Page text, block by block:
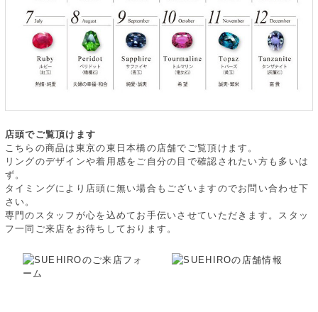
店頭でご覧頂けます
こちらの商品は東京の東日本橋の店舗でご覧頂けます。
リングのデザインや着用感をご自分の目で確認されたい方も多いは
ず。
タイミングにより店頭に無い場合もございますのでお問い合わせ下
さい。
専門のスタッフが心を込めてお手伝いさせていただきます。スタッ
フ一同ご来店をお待ちしております。